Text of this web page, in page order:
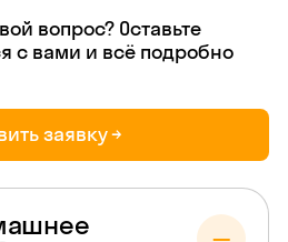
вопрос? Оставьте
с вами и всё подробно
заявку →